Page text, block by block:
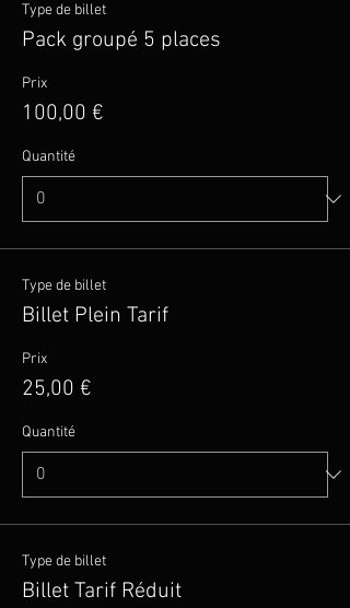
Type de billet
Pack groupé 5 places
Prix
100,00 €
Quantité
Type de billet
Billet Plein Tarif
Prix
25,00 €
Quantité
Type de billet
Billet Tarif Réduit